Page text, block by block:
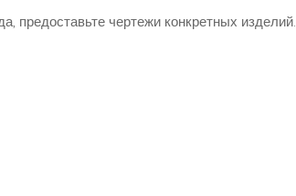
предоставьте чертежи конкретных изделий.